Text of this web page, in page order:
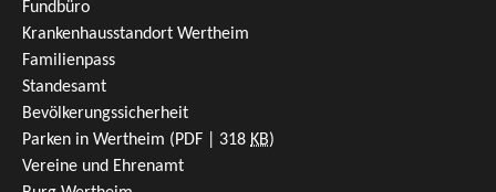
Fundbüro
Krankenhausstandort Wertheim
Familienpass
Standesamt
Bevölkerungssicherheit
Parken in Wertheim (PDF | 318 KB)
Vereine und Ehrenamt